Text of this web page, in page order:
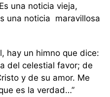
una noticia vieja,
una noticia maravillosa
hay un himno que dice:
del celestial favor; de
y de su amor. Me
es la verdad…”